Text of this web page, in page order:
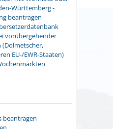
Württemberg -
beantragen
vorübergehender
(Dolmetscher,
EU-/EWR-Staaten)
beantragen